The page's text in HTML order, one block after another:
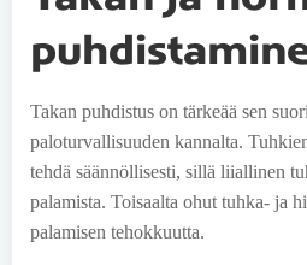
Takan puhdistus on tärkeää sen
paloturvallisuuden kannalta.
tehdä säännöllisesti, sillä liiallinen
palamista. Toisaalta ohut tuhka- ja
palamisen tehokkuutta.